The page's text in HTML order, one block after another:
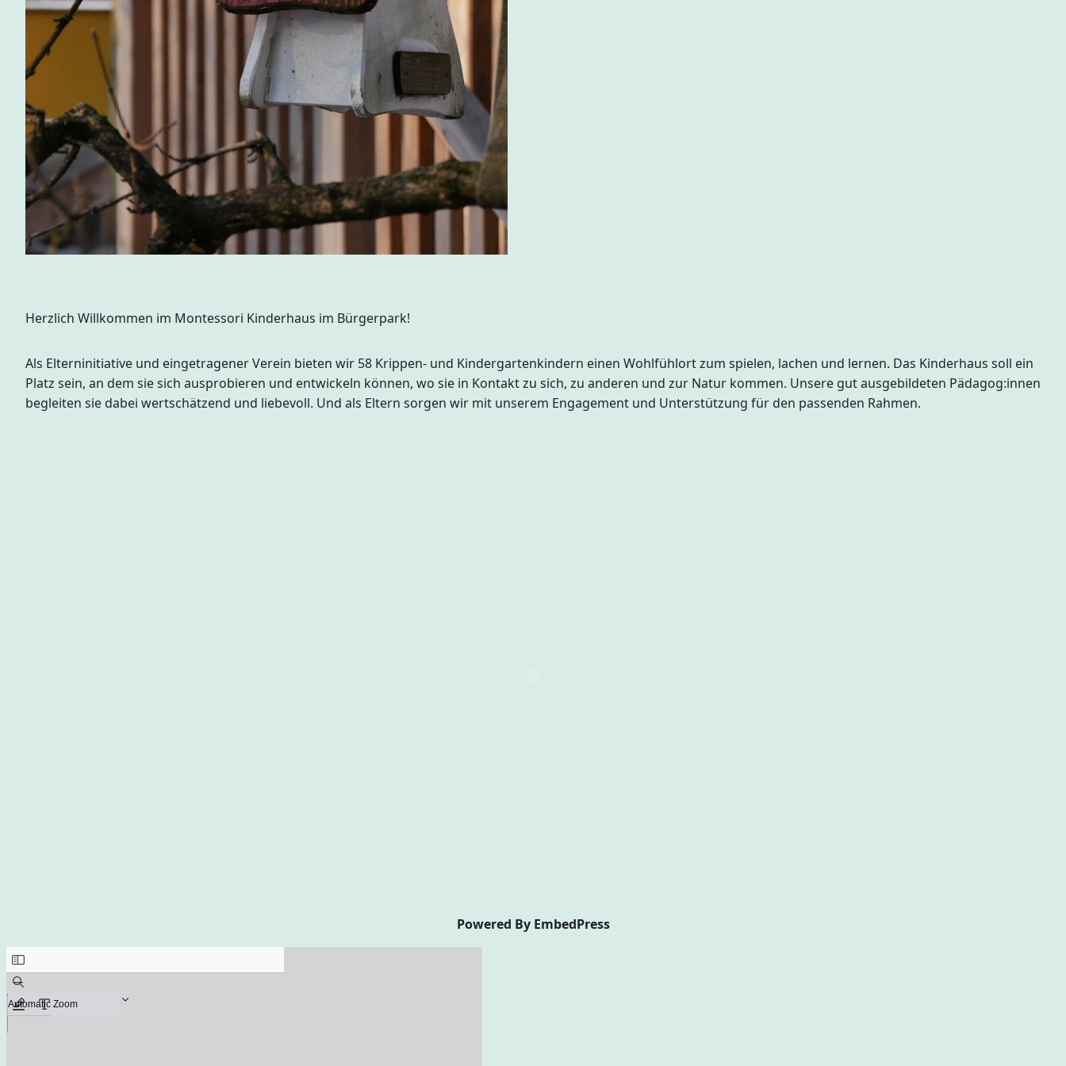
Herzlich Willkommen im Montessori Kinderhaus im Bürgerpark!
Als Elterninitiative und eingetragener Verein bieten wir 58 Krippen- und Kindergartenkindern einen Wohlfühlort zum spielen, lachen und lernen. Das Kinderhaus soll ein
Platz sein, an dem sie sich ausprobieren und entwickeln können, wo sie in Kontakt zu sich, zu anderen und zur Natur kommen. Unsere gut ausgebildeten Pädagog:innen
begleiten sie dabei wertschätzend und liebevoll. Und als Eltern sorgen wir mit unserem Engagement und Unterstützung für den passenden Rahmen.
Powered By EmbedPress